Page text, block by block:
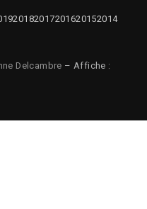
20182017201620152014
Delcambre – Affiche :